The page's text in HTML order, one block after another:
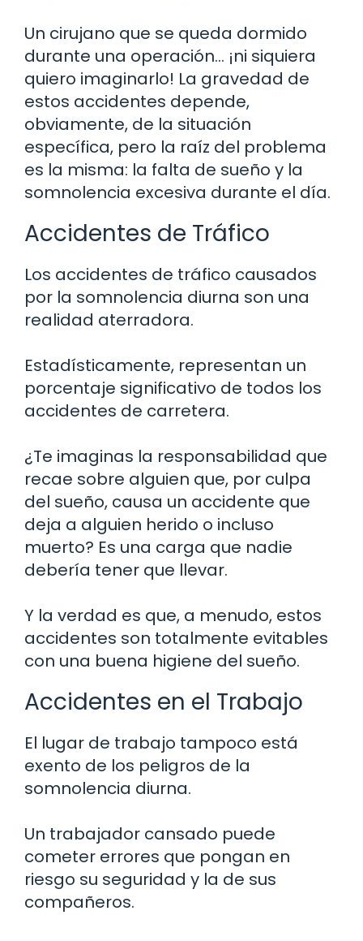
Un cirujano que se queda dormido
durante una operación… ¡ni siquiera
quiero imaginarlo! La gravedad de
estos accidentes depende,
obviamente, de la situación
específica, pero la raíz del problema
es la misma: la falta de sueño y la
somnolencia excesiva durante el día.
Accidentes de Tráfico
Los accidentes de tráfico causados
por la somnolencia diurna son una
realidad aterradora.
Estadísticamente, representan un
porcentaje significativo de todos los
accidentes de carretera.
¿Te imaginas la responsabilidad que
recae sobre alguien que, por culpa
del sueño, causa un accidente que
deja a alguien herido o incluso
muerto? Es una carga que nadie
debería tener que llevar.
Y la verdad es que, a menudo, estos
accidentes son totalmente evitables
con una buena higiene del sueño.
Accidentes en el Trabajo
El lugar de trabajo tampoco está
exento de los peligros de la
somnolencia diurna.
Un trabajador cansado puede
cometer errores que pongan en
riesgo su seguridad y la de sus
compañeros.